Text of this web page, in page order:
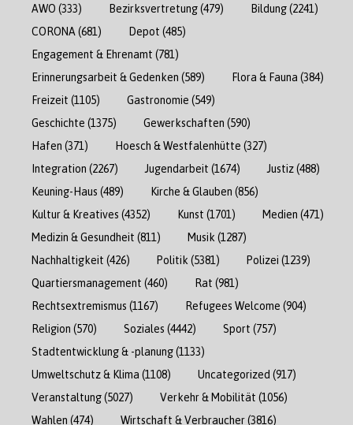
AWO (333) Bezirksvertretung(479) Bildung(2241)
CORONA (681) Depot (485)
Engagement & Ehrenamt (781)
Erinnerungsarbeit & Gedenken (589) Flora & Fauna (384)
Freizeit (1105) Gastronomie (549)
Geschichte (1375) Gewerkschaften (590)
Hafen (371) Hoesch & Westfalenhütte (327)
Integration (2267) Jugendarbeit (1674) Justiz(488)
Keuning-Haus (489) Kirche & Glauben (856)
Kultur & Kreatives (4352) Kunst (1701) Medien (471)
Medizin & Gesundheit (811) Musik (1287)
Nachhaltigkeit (426) Politik (5381) Polizei (1239)
Quartiersmanagement (460) Rat (981)
Rechtsextremismus (1167) Refugees Welcome (904)
Religion (570) Soziales (4442) Sport (757)
Stadtentwicklung & -planung(1133)
Umweltschutz & Klima (1108) Uncategorized (917)
Veranstaltung(5027) Verkehr & Mobilität (1056)
Wahlen (474) Wirtschaft & Verbraucher(3816)